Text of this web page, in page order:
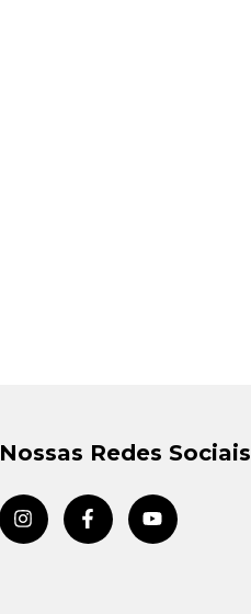
Nossas Redes Sociais